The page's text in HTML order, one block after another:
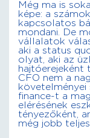
Még ma is
képe: a
kapcsolatos
mondani. De
vállalatok
aki a status
olyat, aki az
hajtóerejeként
CFO nem a
követelményei
finance-t a
elérésének
tényezőként,
még jobb